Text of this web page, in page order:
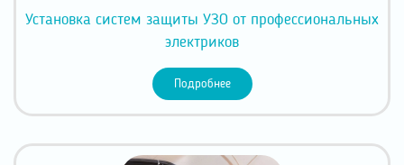
Установка систем защиты УЗО от профессиональных
электриков
Подробнее